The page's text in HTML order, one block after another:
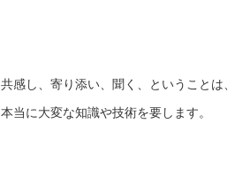
共感し、寄り添い、聞く、ということは、
本当に大変な知識や技術を要します。